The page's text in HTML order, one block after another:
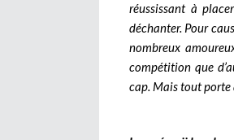
réussissant à
déchanter. Pour
nombreux
compétition que
cap. Mais tout porte